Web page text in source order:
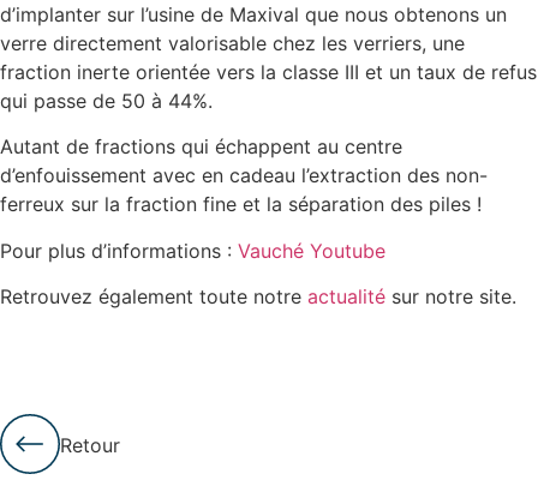
d’implanter sur l’usine de Maxival que nous obtenons un
verre directement valorisable chez les verriers, une
fraction inerte orientée vers la classe III et un taux de refus
qui passe de 50 à 44%.
Autant de fractions qui échappent au centre
d’enfouissement avec en cadeau l’extraction des non-
ferreux sur la fraction fine et la séparation des piles !
Pour plus d’informations : Vauché Youtube
Retrouvez également toute notre actualité sur notre site.
Retour